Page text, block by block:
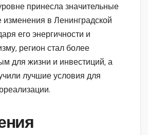
принесла значительные
в Ленинградской
его энергичности и
регион стал более
для жизни и инвестиций, а
лучшие условия для